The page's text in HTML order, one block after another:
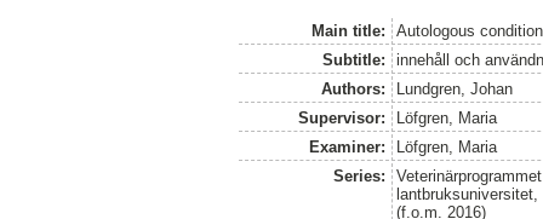
Main title:
Autologous
Subtitle:
innehåll och
Authors:
Lundgren, Johan
Supervisor:
Löfgren, Maria
Examiner:
Löfgren, Maria
Series:
(f.o.m. 2016)